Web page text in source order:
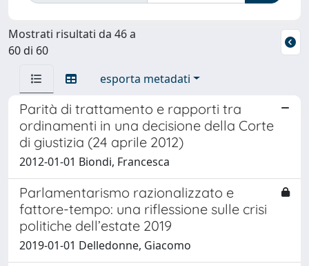
Mostrati risultati da 46 a
60 di 60
esporta metadati
Parità di trattamento e rapporti tra
ordinamenti in una decisione della Corte
di giustizia (24 aprile 2012)
2012-01-01 Biondi, Francesca
Parlamentarismo razionalizzato e
fattore-tempo: una riflessione sulle crisi
politiche dell’estate 2019
2019-01-01 Delledonne, Giacomo